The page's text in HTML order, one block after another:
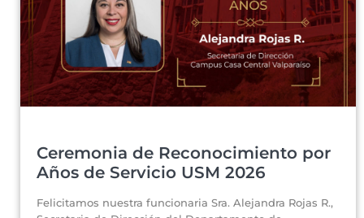
Ceremonia de Reconocimiento por
Años de Servicio USM 2026
Felicitamos nuestra funcionaria Sra. Alejandra Rojas R.,